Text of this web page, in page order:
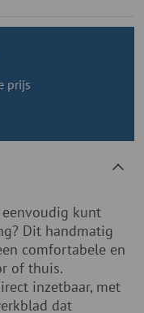
prijs
kunt
Dit handmatig
comfortabele en
of thuis.
inzetbaar, met
dat